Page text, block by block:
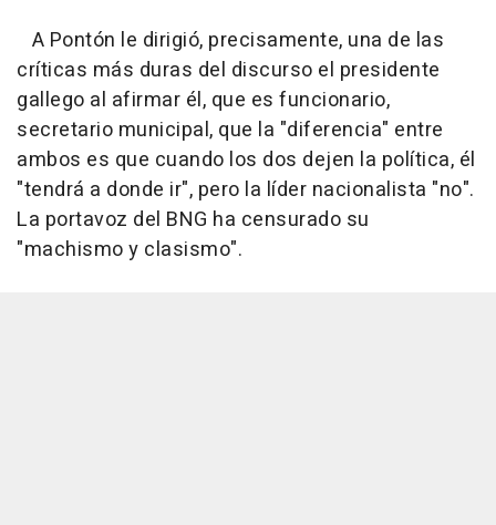
A Pontón le dirigió, precisamente, una de las
críticas más duras del discurso el presidente
gallego al afirmar él, que es funcionario,
secretario municipal, que la "diferencia" entre
ambos es que cuando los dos dejen la política, él
"tendrá a donde ir", pero la líder nacionalista "no".
La portavoz del BNG ha censurado su
"machismo y clasismo".